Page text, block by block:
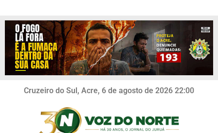
Cruzeiro do Sul, Acre, 6 de agosto de 2026 22:00